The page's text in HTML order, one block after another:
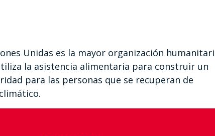
Unidas es la mayor organización
la asistencia alimentaria para construir un
para las personas que se recuperan de